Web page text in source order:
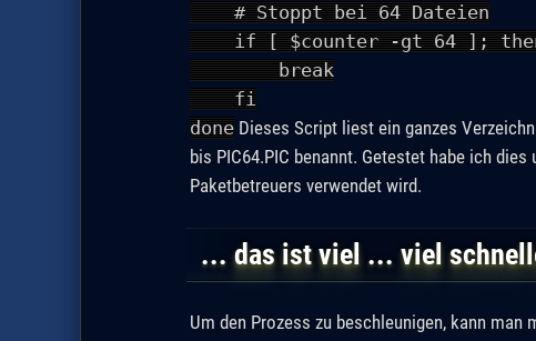
# Stoppt bei 64 Dateien
if [ $counter -gt 64 ];
break
fi
doneDieses Script liest ein ganzes
bis PIC64.PIC benannt. Getestet habe ich
Paketbetreuers verwendet wird.
... das ist viel ... viel
Um den Prozess zu beschleunigen, kann